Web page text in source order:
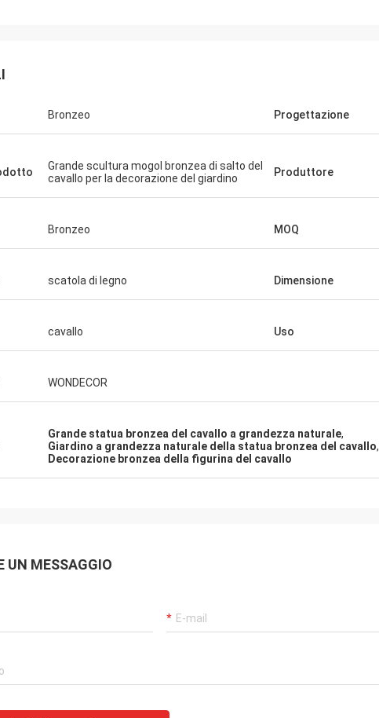
Bronzeo Progettazione
Grande scultura mogol bronzea di salto del
cavallo per la decorazione del giardino
Produttore
Bronzeo MOQ
scatola di legno Dimensione
cavallo Uso
WONDECOR
Grande statua bronzea del cavallo a grandezza naturale,
Giardino a grandezza naturale della statua bronzea del cavallo,
Decorazione bronzea della figurina del cavallo
UN MESSAGGIO